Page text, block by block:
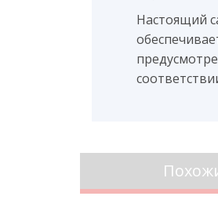
Настоящий